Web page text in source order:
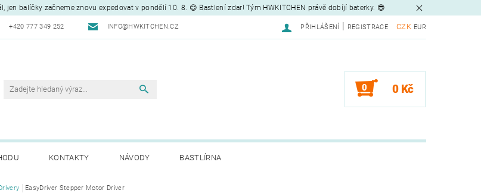
balíčky začneme znovu expedovat v pondělí 10. 8. 😊 Bastlení zdar! Tým HWKITCHEN právě dobíjí baterky. 😎
+420 777 349 252 INFO@HWKITCHEN.CZ CZK EUR
PŘIHLÁŠENÍ REGISTRACE
0 0 Kč
KONTAKTY NÁVODY BASTLÍRNA
EasyDriver Stepper Motor Driver